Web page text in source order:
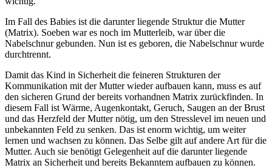
Im Fall des Babies ist die darunter liegende Struktur die Mutter
(Matrix). Soeben war es noch im Mutterleib, war über die
Nabelschnur gebunden. Nun ist es geboren, die Nabelschnur wurde
durchtrennt.
Damit das Kind in Sicherheit die feineren Strukturen der
Kommunikation mit der Mutter wieder aufbauen kann, muss es auf
den sicheren Grund der bereits vorhandnen Matrix zurückfinden. In
diesem Fall ist Wärme, Augenkontakt, Geruch, Saugen an der Brust
und das Herzfeld der Mutter nötig, um den Stresslevel im neuen und
unbekannten Feld zu senken. Das ist enorm wichtig, um weiter
lernen und wachsen zu können. Das Selbe gilt auf andere Art für die
Mutter. Auch sie benötigt Gelegenheit auf die darunter liegende
Matrix an Sicherheit und bereits Bekanntem aufbauen zu können.